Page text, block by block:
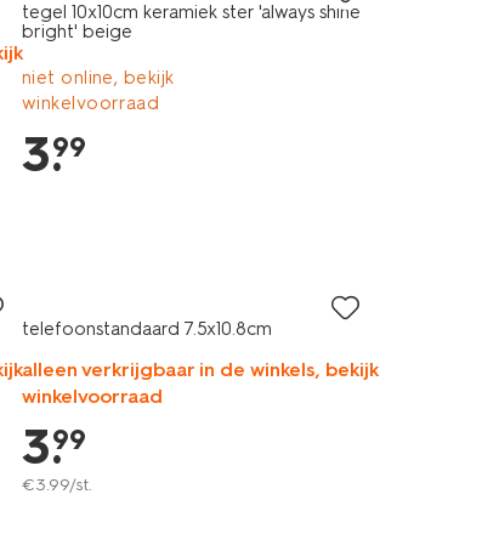
tegel 10x10cm keramiek ster 'always shine
bright' beige
niet online, bekijk
winkelvoorraad
3.
99
telefoonstandaard 7.5x10.8cm
alleen verkrijgbaar in de winkels, bekijk
winkelvoorraad
3.
99
€3.99/st.